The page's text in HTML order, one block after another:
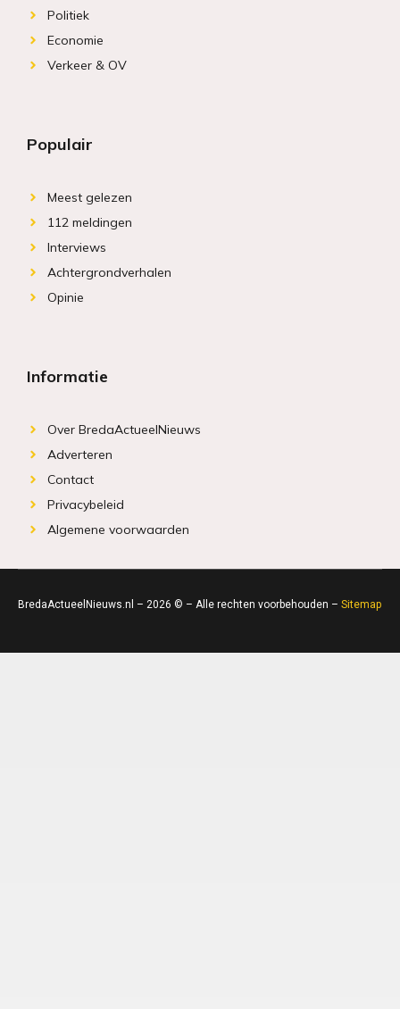
Politiek
Economie
Verkeer & OV
Populair
Meest gelezen
112 meldingen
Interviews
Achtergrondverhalen
Opinie
Informatie
Over BredaActueelNieuws
Adverteren
Contact
Privacybeleid
Algemene voorwaarden
BredaActueelNieuws.nl – 2026 © – Alle rechten voorbehouden – Sitemap